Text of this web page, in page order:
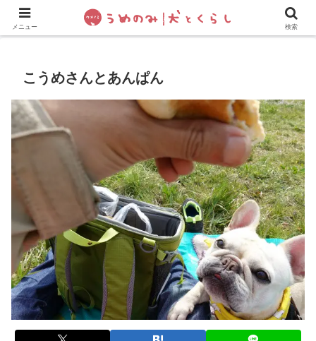
犬の手作りご飯 フレブル飼い方・しつけ ペットグッズ&
こうめさんとあんぱん
メニュー 検索